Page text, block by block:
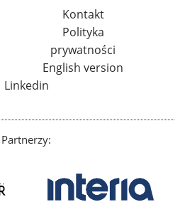
Kontakt
Polityka
prywatności
English version
Linkedin
Partnerzy: